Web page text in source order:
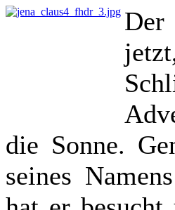
Der
die Sonne.
seines